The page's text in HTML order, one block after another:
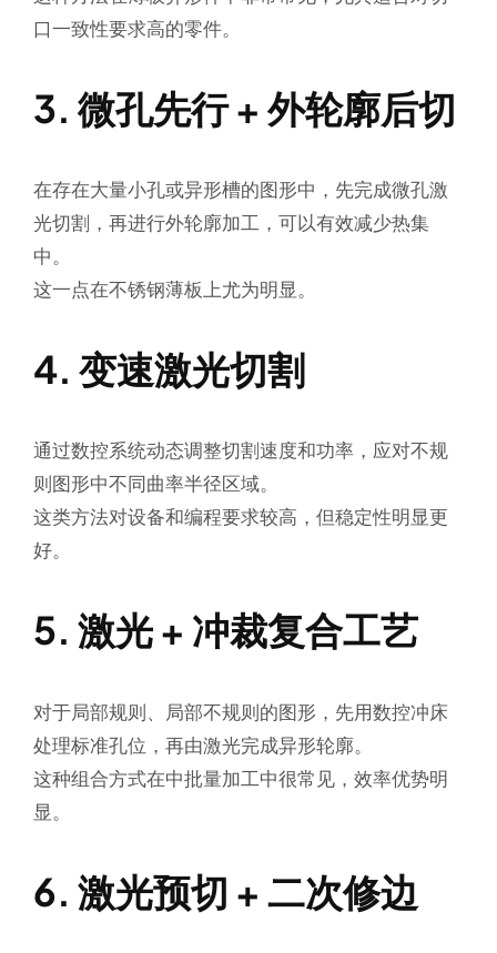
口一致性要求高的零件。
3. 微孔先行 + 外轮廓后切
在存在大量小孔或异形槽的图形中，先完成微孔激
光切割，再进行外轮廓加工，可以有效减少热集
中。
这一点在不锈钢薄板上尤为明显。
4. 变速激光切割
通过数控系统动态调整切割速度和功率，应对不规
则图形中不同曲率半径区域。
这类方法对设备和编程要求较高，但稳定性明显更
好。
5. 激光 + 冲裁复合工艺
对于局部规则、局部不规则的图形，先用数控冲床
处理标准孔位，再由激光完成异形轮廓。
这种组合方式在中批量加工中很常见，效率优势明
显。
6. 激光预切 + 二次修边